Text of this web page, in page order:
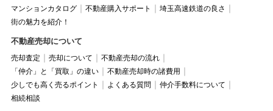
マンションカタログ 不動産購入サポート
埼玉高速鉄道の良さ
街の魅力を紹介！
不動産売却について
売却査定 売却について
不動産売却の流れ
「仲介」と「買取」の違い
不動産売却時の諸費用
少しでも高く売るポイント
よくある質問
仲介手数料について
相続相談